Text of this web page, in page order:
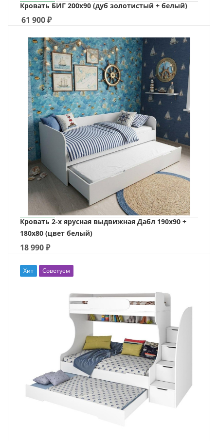
Кровать БИГ 200х90 (дуб золотистый + белый)
61 900₽
Кровать 2-х ярусная выдвижная Дабл 190х90 +
180х80 (цвет белый)
18 990₽
Хит Советуем